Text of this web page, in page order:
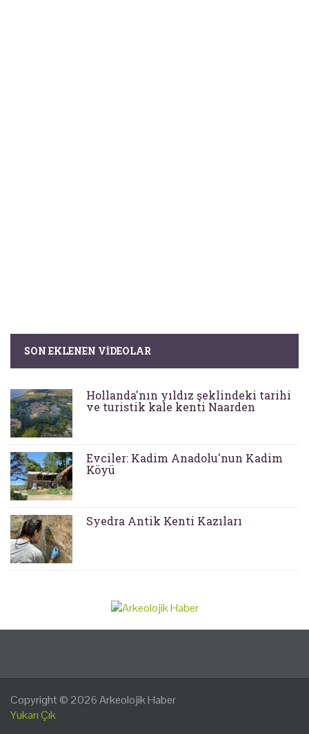
SON EKLENEN VIDEOLAR
Hollanda'nın yıldız şeklindeki tarihi
ve turistik kale kenti Naarden
Evciler: Kadim Anadolu'nun Kadim
Köyü
Syedra Antik Kenti Kazıları
Copyright © 2026Arkeolojik Haber
Yukarı Çık